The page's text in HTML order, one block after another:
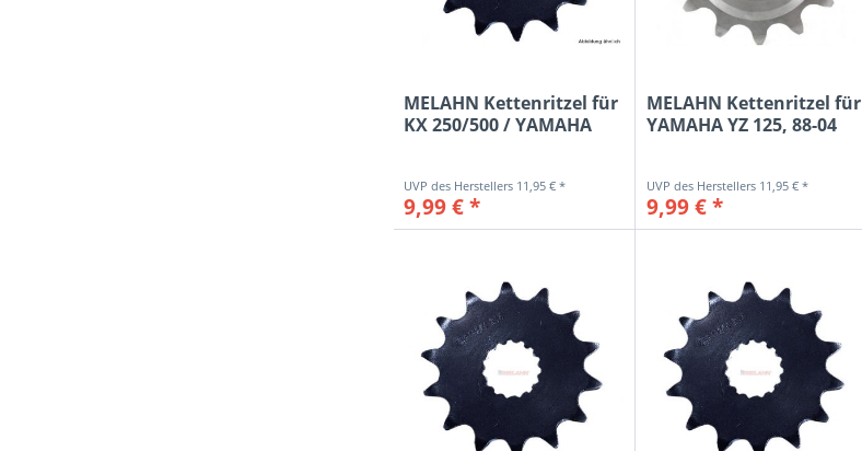
MELAHN Kettenritzel für
KX 250/500 / YAMAHA
11,95 € *
9,99 € *
MELAHN Kettenritzel für
YAMAHA YZ 125, 88-04
11,95 € *
9,99 € *